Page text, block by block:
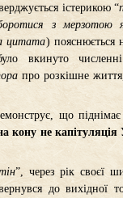
істерикою “
з мерзотою
цитата) пояснюється
вкинуто
про розкішне
що
кону не
”, через рік своєї
до вихідної